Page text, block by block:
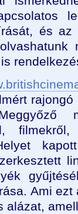
és az
Ami
alázat,